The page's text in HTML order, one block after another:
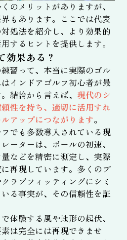
のメリットがありますが、
もあります。ここでは代表
処法を紹介し、より効果的
するヒントを提供します。
効果ある？
練習って、本当に実際のゴル
インドアゴルフ初心者が最
結論から言えば、 現代のシ
性を持ち、適切に活用すれ
アップにつながります。
でも多数導入されている現
ーターは、ボールの初速、
などを精密に測定し、実際
再現しています。多くのプ
ラブフィッティングにシミ
る事実が、その信頼性を証
体験する風や地形の起伏、
は完全には再現できませ